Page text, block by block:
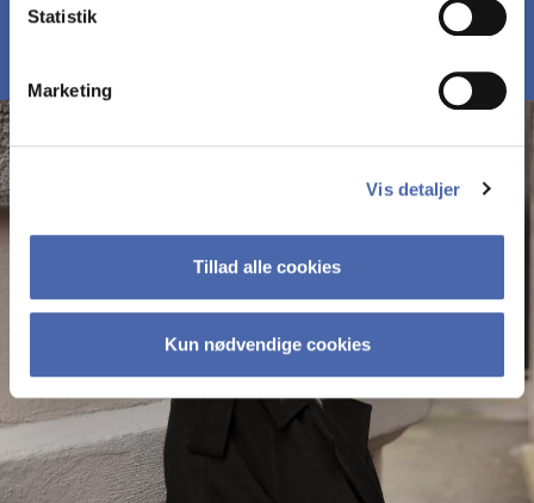
Statistik
Marketing
Vis detaljer
Tillad alle cookies
Kun nødvendige cookies